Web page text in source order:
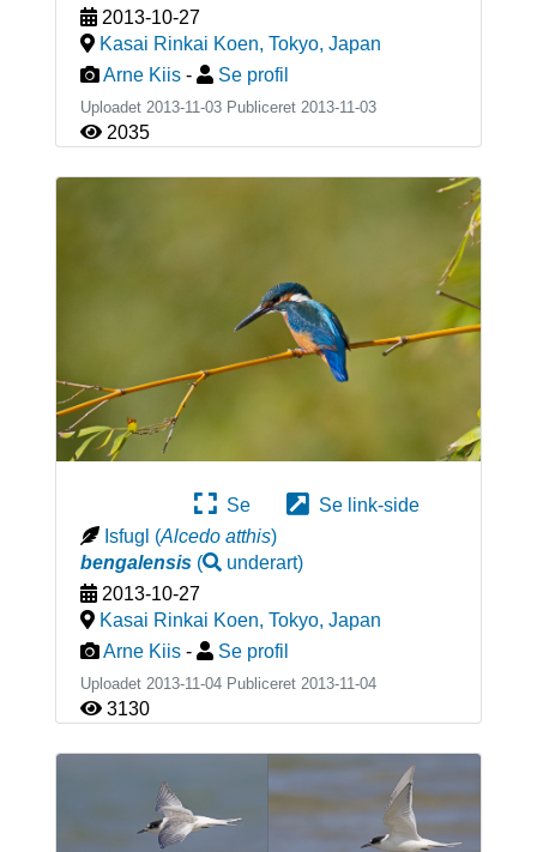
2013-10-27
Kasai Rinkai Koen, Tokyo, Japan
Arne Kiis - Se profil
Uploadet 2013-11-03 Publiceret 2013-11-03
2035
Se
Se link-side
Isfugl (Alcedo atthis)
bengalensis( underart)
2013-10-27
Kasai Rinkai Koen, Tokyo, Japan
Arne Kiis - Se profil
Uploadet 2013-11-04 Publiceret 2013-11-04
3130